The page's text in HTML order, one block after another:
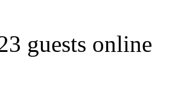
guests online